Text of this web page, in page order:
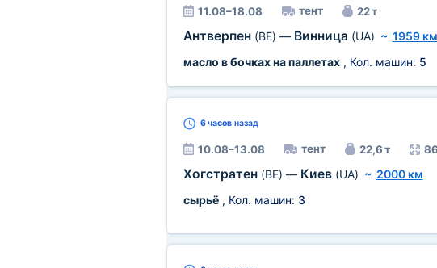
11.08–18.08 тент 22 т
Антверпен (BE) — Винница (UA) ~ 1959 км
масло в бочках на паллетах, Кол. машин: 5
6 часовназад
10.08–13.08 тент 22,6 т
Хогстратен (BE) — Киев (UA) ~ 2000 км
сырьё, Кол. машин: 3